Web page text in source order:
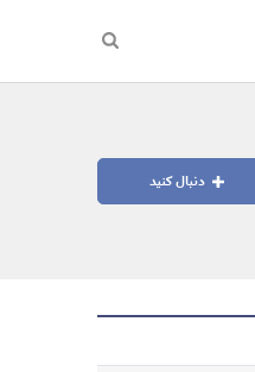
دنبال کنید